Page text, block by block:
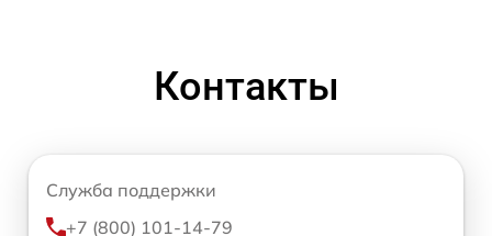
Контакты
Служба поддержки
+7 (800) 101-14-79